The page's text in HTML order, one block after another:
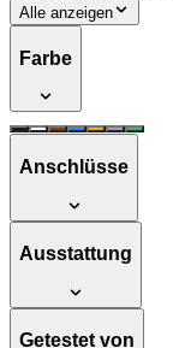
Alle anzeigen
Farbe
Anschlüsse
Ausstattung
Getestet von